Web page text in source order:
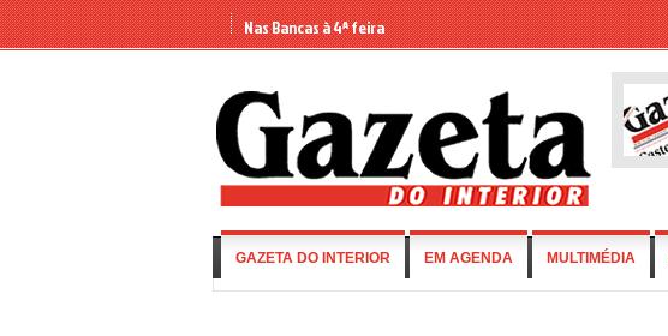
Nas Bancas à 4ª feira
GAZETA DO INTERIOR EM AGENDA MULTIMÉDIA